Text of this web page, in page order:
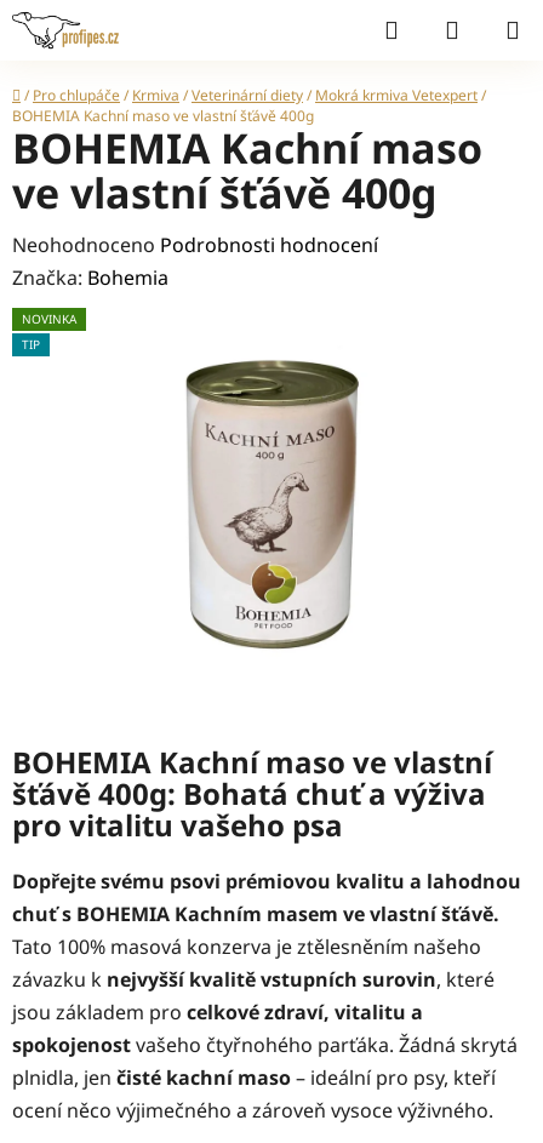
Přejít
Hledat
Domů
/ Pro chlupáče/ Krmiva /Veterinární diety/ Mokrá krmiva Vetexpert/
BOHEMIA Kachní maso ve vlastní šťávě 400g
BOHEMIA Kachní maso ve vlastní
šťávě 400g: Bohatá chuť a výživa
pro vitalitu vašeho psa
Dopřejte svému psovi prémiovou kvalitu a lahodnou
chuť s BOHEMIA Kachním masem ve vlastní šťávě.
Tato 100% masová konzerva je ztělesněním našeho
závazku k nejvyšší kvalitě vstupních surovin, které
jsou základem pro celkové zdraví, vitalitu a
spokojenostvašeho čtyřnohého parťáka. Žádná skrytá
plnidla, jen čisté kachní maso– ideální pro psy, kteří
ocení něco výjimečného a zároveň vysoce výživného.
BOHEMIA Kachní maso
ve vlastní šťávě 400g
Průměrné
hodnocení
produktu
je
Neohodnoceno Podrobnosti hodnocení
Značka: Bohemia
NOVINKA
TIP